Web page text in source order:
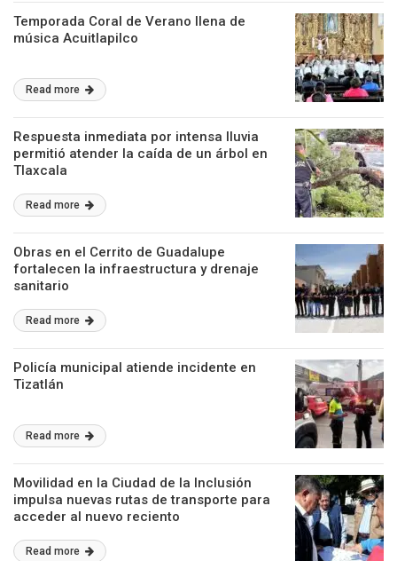
Temporada Coral de Verano llena de
música Acuitlapilco
Read more
Respuesta inmediata por intensa lluvia
permitió atender la caída de un árbol en
Tlaxcala
Read more
Obras en el Cerrito de Guadalupe
fortalecen la infraestructura y drenaje
sanitario
Read more
Policía municipal atiende incidente en
Tizatlán
Read more
Movilidad en la Ciudad de la Inclusión
impulsa nuevas rutas de transporte para
acceder al nuevo reciento
Read more